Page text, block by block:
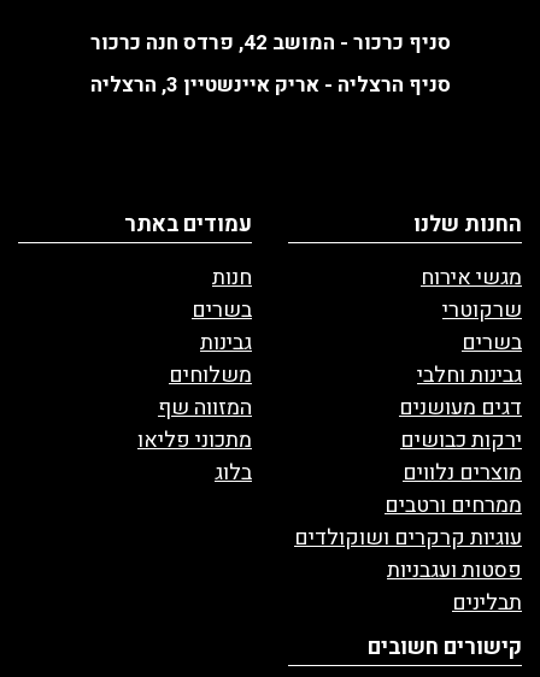
סניף כרכור - המושב 42, פרדס חנה כרכור
סניף הרצליה - אריק איינשטיין 3, הרצליה
החנות שלנו
מגשי אירוח
שרקוטרי
בשרים
גבינות וחלבי
דגים מעושנים
ירקות כבושים
מוצרים נלווים
ממרחים ורטבים
עוגיות קרקרים ושוקולדים
פסטות ועגבניות
תבלינים
עמודים באתר
חנות
בשרים
גבינות
משלוחים
המזווה שף
מתכוני פליאו
בלוג
קישורים חשובים